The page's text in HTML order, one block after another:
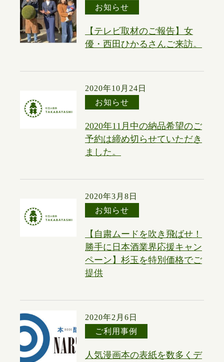
お知らせ
【テレビ取材のご報告】女
優・西田ひかるさんご来訪。
2020年10月24日
お知らせ
2020年11月中の納品希望のご
予約は締め切らせていただき
ました。
2020年3月8日
お知らせ
【自粛ムードを吹き飛ばせ！
勝手に日本酒業界応援キャン
ペーン】杉玉を特別価格でご
提供
2020年2月6日
ご利用事例
人気漫画本の表紙を数多くデ